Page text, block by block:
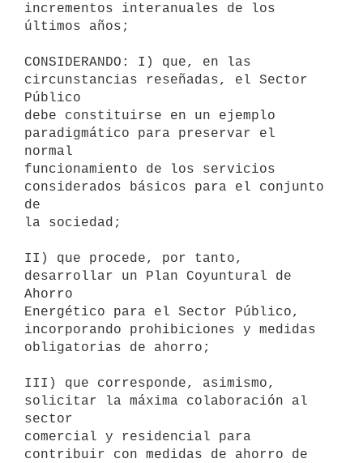
incrementos interanuales de los
últimos años;
CONSIDERANDO: I) que, en las
circunstancias reseñadas, el Sector
Público
debe constituirse en un ejemplo
paradigmático para preservar el
normal
funcionamiento de los servicios
considerados básicos para el conjunto
de
la sociedad;
II) que procede, por tanto,
desarrollar un Plan Coyuntural de
Ahorro
Energético para el Sector Público,
incorporando prohibiciones y medidas
obligatorias de ahorro;
III) que corresponde, asimismo,
solicitar la máxima colaboración al
sector
comercial y residencial para
contribuir con medidas de ahorro de